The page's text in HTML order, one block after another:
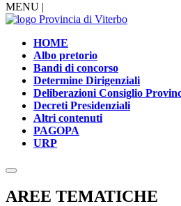
MENU |
HOME
Albo pretorio
Bandi di concorso
Determine Dirigenziali
Deliberazioni Consiglio
Decreti Presidenziali
Altri contenuti
PAGOPA
URP
AREE TEMATICHE